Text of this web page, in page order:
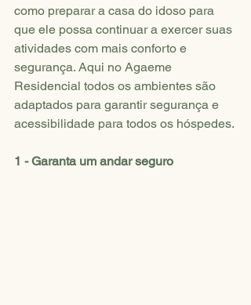
como preparar a casa do idoso para
que ele possa continuar a exercer suas
atividades com mais conforto e
segurança. Aqui no Agaeme
Residencial todos os ambientes são
adaptados para garantir segurança e
acessibilidade para todos os hóspedes.
1 - Garanta um andar seguro